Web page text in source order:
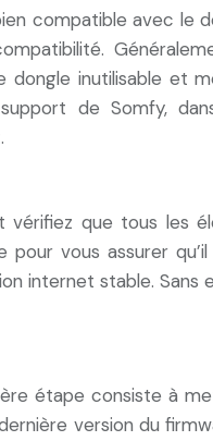
compatible avec le
dongle inutilisable et
de Somfy,
que tous les
vous assurer
internet stable.
étape consiste à
version du